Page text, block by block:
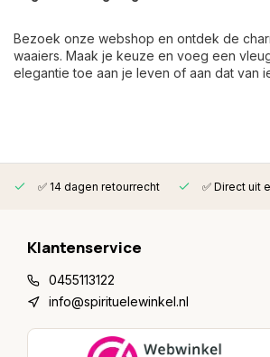
Bezoek onze webshop en ontdek de
waaiers. Maak je keuze en voeg een
elegantie toe aan je leven of aan dat van
✅ 14 dagen retourrecht ✅ Direct uit
Klantenservice
0455113122
info@spirituelewinkel.nl